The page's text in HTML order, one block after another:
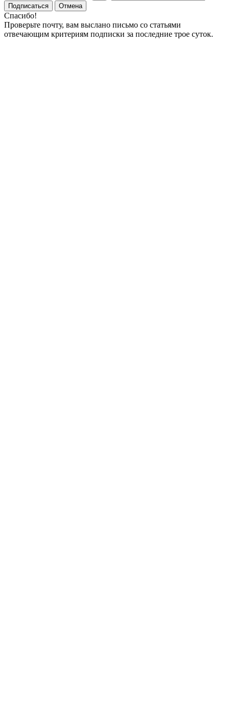
Подписаться
Отмена
Спасибо!
Проверьте почту, вам выслано письмо со статьями
отвечающим критериям подписки за последние трое суток.